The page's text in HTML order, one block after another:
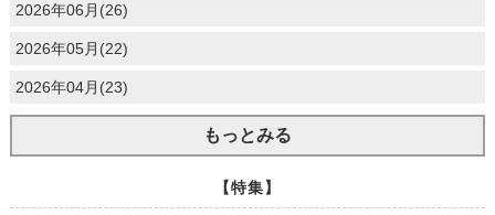
2026年06月(26)
2026年05月(22)
2026年04月(23)
もっとみる
【特集】